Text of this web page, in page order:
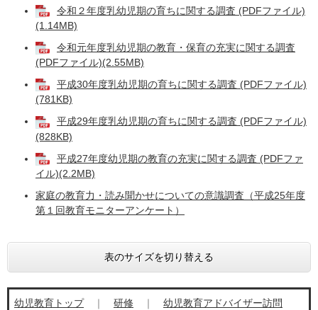
令和２年度乳幼児期の育ちに関する調査 (PDFファイル)
(1.14MB)
令和元年度乳幼児期の教育・保育の充実に関する調査
(PDFファイル)(2.55MB)
平成30年度乳幼児期の育ちに関する調査 (PDFファイル)
(781KB)
平成29年度乳幼児期の育ちに関する調査 (PDFファイル)
(828KB)
平成27年度幼児期の教育の充実に関する調査 (PDFファ
イル)(2.2MB)
家庭の教育力・読み聞かせについての意識調査（平成25年度
第１回教育モニターアンケート）
表のサイズを切り替える
幼児教育トップ ｜ 研修 ｜
幼児教育アドバイザー訪問